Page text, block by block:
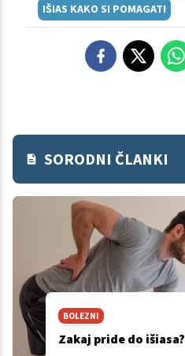
IŠIAS KAKO SI POMAGATI
SORODNI ČLANKI
BOLEZNI
Zakaj pride do išiasa?